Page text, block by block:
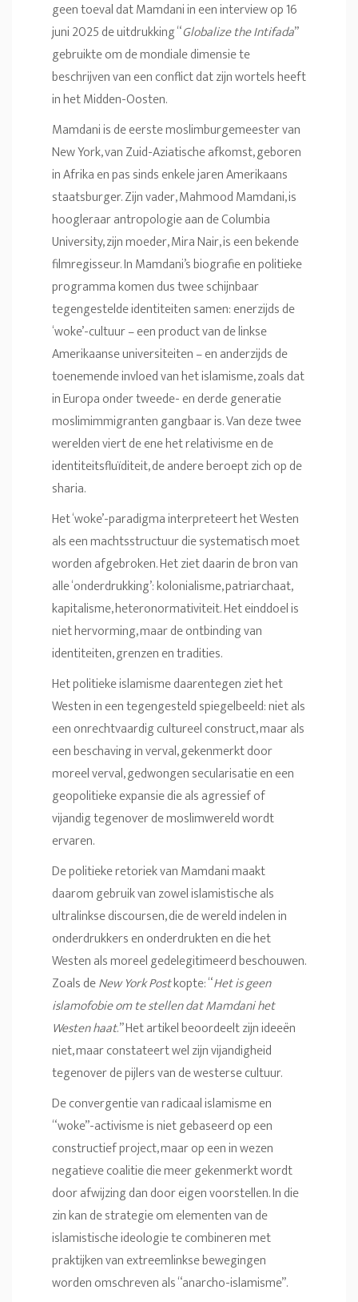
geen toeval dat Mamdani in een interview op 16
juni 2025 de uitdrukking “Globalize the Intifada”
gebruikte om de mondiale dimensie te
beschrijven van een conflict dat zijn wortels heeft
in het Midden-Oosten.
Mamdani is de eerste moslimburgemeester van
New York, van Zuid-Aziatische afkomst, geboren
in Afrika en pas sinds enkele jaren Amerikaans
staatsburger. Zijn vader, Mahmood Mamdani, is
hoogleraar antropologie aan de Columbia
University, zijn moeder, Mira Nair, is een bekende
filmregisseur. In Mamdani’s biografie en politieke
programma komen dus twee schijnbaar
tegengestelde identiteiten samen: enerzijds de
‘woke’-cultuur – een product van de linkse
Amerikaanse universiteiten – en anderzijds de
toenemende invloed van het islamisme, zoals dat
in Europa onder tweede- en derde generatie
moslimimmigranten gangbaar is. Van deze twee
werelden viert de ene het relativisme en de
identiteitsfluïditeit, de andere beroept zich op de
sharia.
Het ‘woke’-paradigma interpreteert het Westen
als een machtsstructuur die systematisch moet
worden afgebroken. Het ziet daarin de bron van
alle ‘onderdrukking’: kolonialisme, patriarchaat,
kapitalisme, heteronormativiteit. Het einddoel is
niet hervorming, maar de ontbinding van
identiteiten, grenzen en tradities.
Het politieke islamisme daarentegen ziet het
Westen in een tegengesteld spiegelbeeld: niet als
een onrechtvaardig cultureel construct, maar als
een beschaving in verval, gekenmerkt door
moreel verval, gedwongen secularisatie en een
geopolitieke expansie die als agressief of
vijandig tegenover de moslimwereld wordt
ervaren.
De politieke retoriek van Mamdani maakt
daarom gebruik van zowel islamistische als
ultralinkse discoursen, die de wereld indelen in
onderdrukkers en onderdrukten en die het
Westen als moreel gedelegitimeerd beschouwen.
Zoals deNew York Postkopte: “Het is geen
islamofobie om te stellen dat Mamdani het
Westen haat.” Het artikel beoordeelt zijn ideeën
niet, maar constateert wel zijn vijandigheid
tegenover de pijlers van de westerse cultuur.
De convergentie van radicaal islamisme en
“woke”-activisme is niet gebaseerd op een
constructief project, maar op een in wezen
negatieve coalitie die meer gekenmerkt wordt
door afwijzing dan door eigen voorstellen. In die
zin kan de strategie om elementen van de
islamistische ideologie te combineren met
praktijken van extreemlinkse bewegingen
worden omschreven als “anarcho-islamisme”.